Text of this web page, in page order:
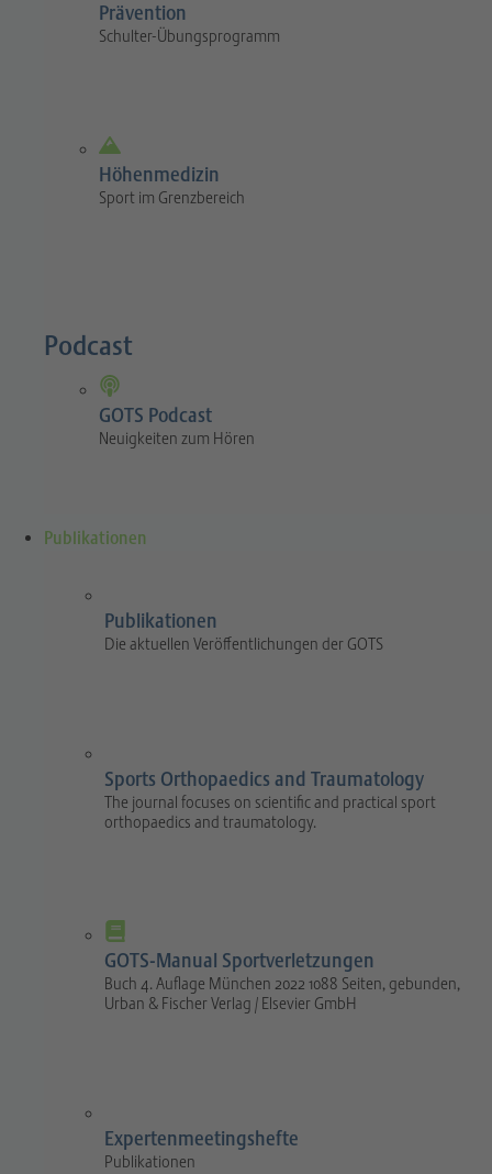
Prävention
Schulter-Übungsprogramm
Höhenmedizin
Sport im Grenzbereich
Podcast
GOTS Podcast
Neuigkeiten zum Hören
Publikationen
Publikationen
Die aktuellen Veröffentlichungen der GOTS
Sports Orthopaedics and Traumatology
The journal focuses on scientific and practical sport
orthopaedics and traumatology.
GOTS-Manual Sportverletzungen
Buch 4. Auflage München 2022 1088 Seiten, gebunden,
Urban & Fischer Verlag / Elsevier GmbH
Expertenmeetingshefte
Publikationen